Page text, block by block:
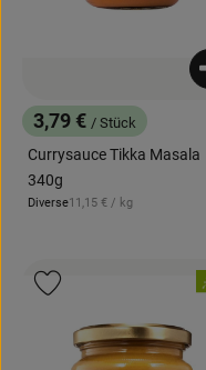
, Preis:
3,79 € / Stück
Currysauce Tikka Masala
340g
, Herkunft:
Diverse, Referenzpreis:
11,15 € / kg
Produkt zu Favouriten